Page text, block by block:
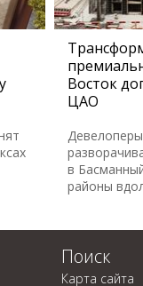
Восток
ЦАО
Девелоперы
в
районы
Поиск
Карта сайта